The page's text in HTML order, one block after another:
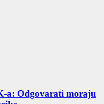
a: Odgovarati moraju